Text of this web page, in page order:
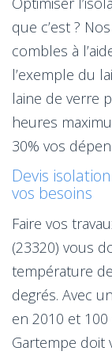
que c’est ?
combles à
l’exemple du
laine de verre
heures
30% vos
Devis
vos besoins
Faire vos
(23320) vous
température
degrés. Avec
en 2010 et
Gartempe doit